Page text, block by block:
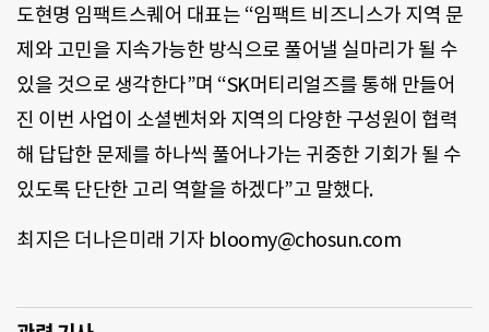
도현명 임팩트스퀘어 대표는 “임팩트 비즈니스가 지역 문
제와 고민을 지속가능한 방식으로 풀어낼 실마리가 될 수
있을 것으로 생각한다”며 “SK머티리얼즈를 통해 만들어
진 이번 사업이 소셜벤처와 지역의 다양한 구성원이 협력
해 답답한 문제를 하나씩 풀어나가는 귀중한 기회가 될 수
있도록 단단한 고리 역할을 하겠다”고 말했다.
최지은 더나은미래 기자 bloomy@chosun.com